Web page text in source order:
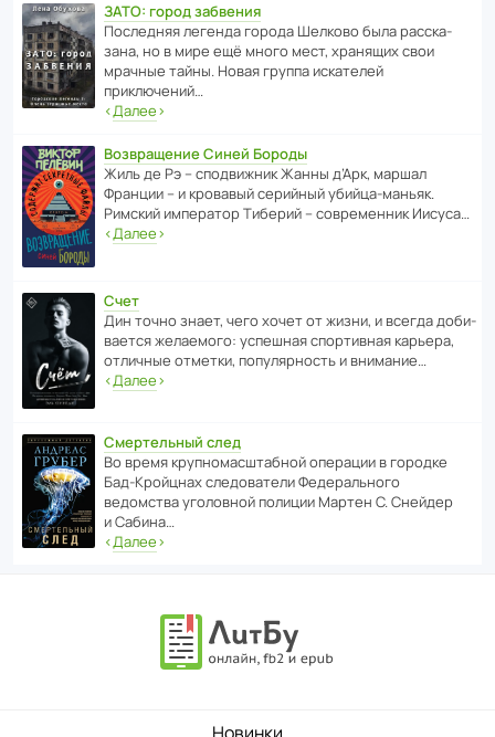
ЗАТО: город забвения
После­дняя легенда города Шелково была расска­
зана, но в мире ещё много мест, хранящих свои
мрачные тайны. Новая группа иска­телей
приключений…
‹Далее›
Возвращение Синей Бороды
Жиль де Рэ – спод­ви­жник Жанны д’Арк, маршал
Франции – и кровавый серийный убийца-маньяк.
Римский импе­ратор Тиберий – совре­менник Иисуса…
‹Далее›
Счет
Дин точно знает, чего хочет от жизни, и всегда доби­
ва­ется жела­е­мого: успе­шная спор­ти­вная карьера,
отли­чные отметки, попу­ля­р­ность и внимание…
‹Далее›
Смертельный след
Во время круп­но­мас­ш­та­бной операции в городке
Бад‑Крой­цнах следо­ва­тели Феде­раль­ного
ведомства уголо­вной полиции Мартен С. Снейдер
и Сабина…
‹Далее›